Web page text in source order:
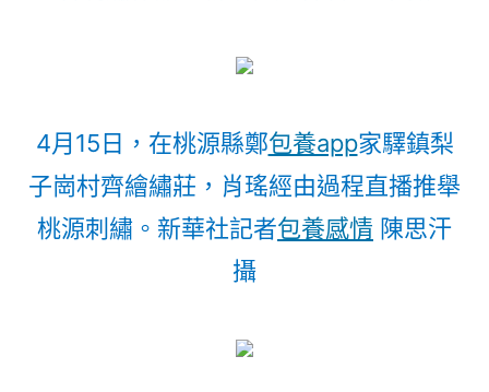
4月15日，在桃源縣鄭包養app家驛鎮梨
子崗村齊繪繡莊，肖瑤經由過程直播推舉
桃源刺繡。新華社記者包養感情 陳思汗
攝